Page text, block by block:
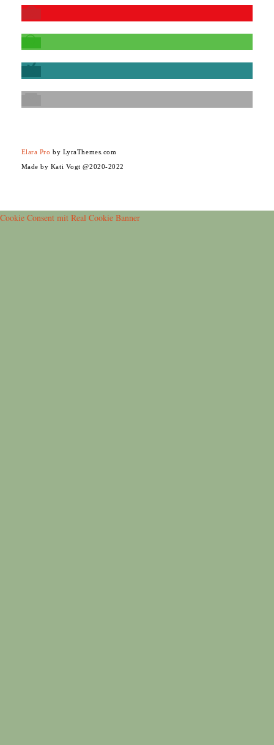
Elara Pro by LyraThemes.com
Made by Kati Vogt @2020-2022
Cookie Consent mit Real Cookie Banner